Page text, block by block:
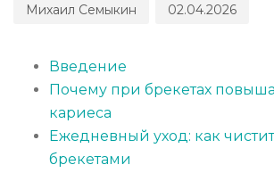
Михаил Семыкин 02.04.2026
Введение
Почему при брекетах
кариеса
Ежедневный уход: как
брекетами